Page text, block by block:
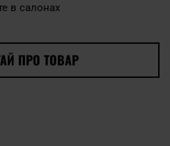
в салонах
ПРО ТОВАР